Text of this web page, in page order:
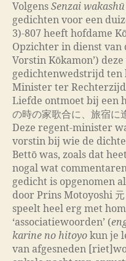
Volgens Senzai wakashū
gedichten voor een
3)-807 heeft hofdame
Opzichter in dienst van
Vorstin Kōkamon’)
gedichtenwedstrijd ten
Minister ter
Liefde ontmoet bij een
の時の家歌合に、旅宿に
Deze regent-minister
vorstin bij wie de
Bettō was, zoals dat
nogal wat
gedicht is opgenomen
door Prins Motoyoshi
speelt heel erg met
‘associatiewoorden’ (
karine no hitoyo kun je
van afgesneden